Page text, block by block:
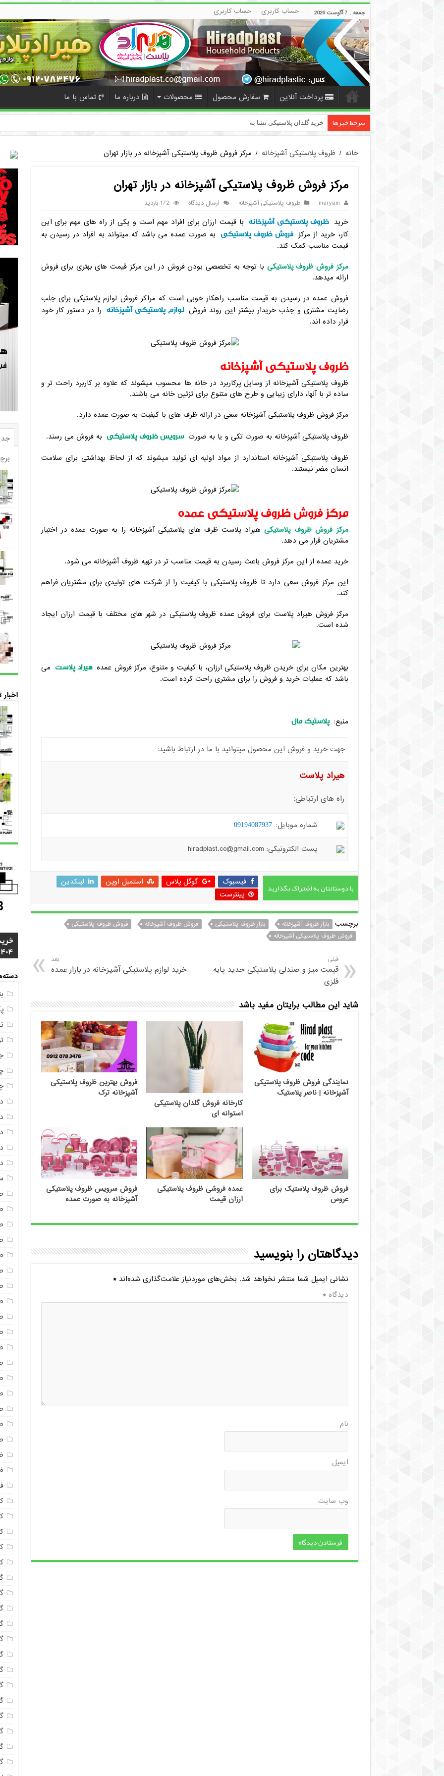
جمعه , 7 آگوست 2026 حساب کاربری حساب کاربری
پرداخت آنلاین سفارش محصول محصولات درباره ما تماس با ما
سرخط خبرها خرید گلدان پلاستیکی نشا به صورت عمده
خانه / ظروف پلاستیکی آشپزخانه / مرکز فروش ظروف پلاستیکی آشپزخانه در بازار تهران
مرکز فروش ظروف پلاستیکی آشپزخانه در بازار تهران
maryam ظروف پلاستیکی آشپزخانه ارسال دیدگاه 172 بازدید
خرید ظروف پلاستیکی آشپزخانه با قیمت ارزان برای افراد مهم است و یکی از راه های مهم برای این
کار، خرید از مرکز فروش ظروف پلاستیکی به صورت عمده می باشد که میتواند به افراد در رسیدن به
قیمت مناسب کمک کند.
مرکز فروش ظروف پلاستیکی با توجه به تخصصی بودن فروش در این مرکز قیمت های بهتری برای فروش
ارائه میدهد.
فروش عمده در رسیدن به قیمت مناسب راهکار خوبی است که مراکز فروش لوازم پلاستیکی برای جلب
رضایت مشتری و جذب خریدار بیشتر این روند فروش لوازم پلاستیکی آشپزخانه را در دستور کار خود
قرار داده اند.
ظروف پلاستیکی آشپزخانه
ظروف پلاستیکی آشپزخانه از وسایل پرکاربرد در خانه ها محسوب میشوند که علاوه بر کاربرد راحت تر و
ساده تر با آنها، دارای زیبایی و طرح های متنوع برای تزئین خانه می باشند.
مرکز فروش ظروف پلاستیکی آشپزخانه سعی در ارائه ظرف های با کیفیت به صورت عمده دارد.
ظروف پلاستیکی آشپزخانه به صورت تکی و یا به صورت سرویس ظروف پلاستیکی به فروش می رسند.
ظروف پلاستیکی آشپزخانه استاندارد از مواد اولیه ای تولید میشوند که از لحاظ بهداشتی برای سلامت
انسان مضر نیستند.
مرکز فروش ظروف پلاستیکی عمده
مرکز فروش ظروف پلاستیکیهیراد پلاست ظرف های پلاستیکی آشپزخانه را به صورت عمده در اختیار
مشتریان قرار می دهد.
خرید عمده از این مرکز فروش باعث رسیدن به قیمت مناسب تر در تهیه ظروف آشپزخانه می شود.
این مرکز فروش سعی دارد تا ظروف پلاستیکی با کیفیت را از شرکت های تولیدی برای مشتریان فراهم
کند.
مرکز فروش هیراد پلاست برای فروش عمده ظروف پلاستیکی در شهر های مختلف با قیمت ارزان ایجاد
شده است.
بهترین مکان برای خریدن ظروف پلاستیکی ارزان، با کیفیت و متنوع، مرکز فروش عمده هیراد پلاست می
باشد که عملیات خرید و فروش را برای مشتری راحت کرده است.
منبع: پلاستیک مال
جهت خرید و فروش این محصول میتوانید با ما در ارتباط باشید:
هیراد پلاست
راه های ارتباطی:
شماره موبایل: 09194087937
پست الکترونیکی: hiradplast.co@gmail.com
با دوستانتان به اشتراک بگذارید فیسبوک گوگل پلاس استمبل اوپن
لینکدین
پینترست
برچسب بازار ظروف آشپزخانه بازار ظروف پلاستیکی فروش ظروف آشپزخانه
فروش ظروف پلاستیکی
فروش ظروف پلاستیکی آشپزخانه
قبلی
قیمت میز و صندلی پلاستیکی جدید پایه
فلزی
بعد
خرید لوازم پلاستیکی آشپزخانه در بازار عمده
شاید این مطالب برایتان مفید باشد
نمایندگی فروش ظروف پلاستیکی
آشپزخانه | ناصر پلاستیک
کارخانه فروش گلدان پلاستیکی
استوانه ای
فروش بهترین ظروف پلاستیکی
آشپزخانه ترک
فروش ظروف پلاستیک برای
عروس
عمده فروشی ظروف پلاستیکی
ارزان قیمت
فروش سرویس ظروف پلاستیکی
آشپزخانه به صورت عمده
دیدگاهتان را بنویسید
نشانی ایمیل شما منتشر نخواهد شد. بخش‌های موردنیاز علامت‌گذاری شده‌اند*
دیدگاه*
نام
ایمیل
وب‌ سایت
4